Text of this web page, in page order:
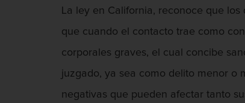
La ley en California, reconoce que
que cuando el contacto trae como
corporales graves, el cual concibe
juzgado, ya sea como delito menor o
negativas que pueden afectar tanto